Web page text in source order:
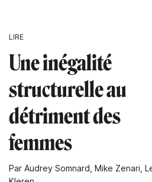
LIRE
Une inégalité
structurelle au
détriment des
femmes
Par Audrey Somnard, Mike Zenari,